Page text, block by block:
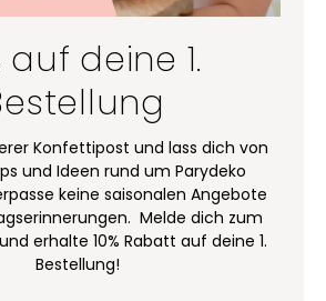
auf deine 1.
Konfettipost und lass dich von
und Ideen rund um Parydeko
keine saisonalen Angebote
Melde dich zum
erhalte 10% Rabatt auf deine 1.
Bestellung!